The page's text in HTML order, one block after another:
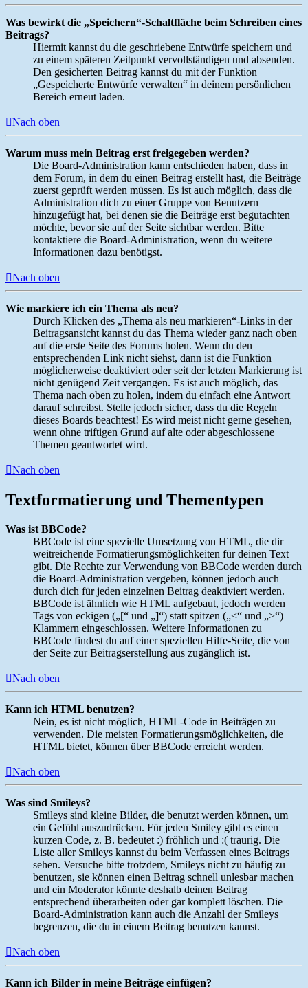
Was bewirkt die „Speichern“-Schaltfläche beim Schreiben eines
Beitrags?
Hiermit kannst du die geschriebene Entwürfe speichern und
zu einem späteren Zeitpunkt vervollständigen und absenden.
Den gesicherten Beitrag kannst du mit der Funktion
„Gespeicherte Entwürfe verwalten“ in deinem persönlichen
Bereich erneut laden.
Nach oben
Warum muss mein Beitrag erst freigegeben werden?
Die Board-Administration kann entschieden haben, dass in
dem Forum, in dem du einen Beitrag erstellt hast, die Beiträge
zuerst geprüft werden müssen. Es ist auch möglich, dass die
Administration dich zu einer Gruppe von Benutzern
hinzugefügt hat, bei denen sie die Beiträge erst begutachten
möchte, bevor sie auf der Seite sichtbar werden. Bitte
kontaktiere die Board-Administration, wenn du weitere
Informationen dazu benötigst.
Nach oben
Wie markiere ich ein Thema als neu?
Durch Klicken des „Thema als neu markieren“-Links in der
Beitragsansicht kannst du das Thema wieder ganz nach oben
auf die erste Seite des Forums holen. Wenn du den
entsprechenden Link nicht siehst, dann ist die Funktion
möglicherweise deaktiviert oder seit der letzten Markierung ist
nicht genügend Zeit vergangen. Es ist auch möglich, das
Thema nach oben zu holen, indem du einfach eine Antwort
darauf schreibst. Stelle jedoch sicher, dass du die Regeln
dieses Boards beachtest! Es wird meist nicht gerne gesehen,
wenn ohne triftigen Grund auf alte oder abgeschlossene
Themen geantwortet wird.
Nach oben
Textformatierung und Thementypen
Was ist BBCode?
BBCode ist eine spezielle Umsetzung von HTML, die dir
weitreichende Formatierungsmöglichkeiten für deinen Text
gibt. Die Rechte zur Verwendung von BBCode werden durch
die Board-Administration vergeben, können jedoch auch
durch dich für jeden einzelnen Beitrag deaktiviert werden.
BBCode ist ähnlich wie HTML aufgebaut, jedoch werden
Tags von eckigen („[“ und „]“) statt spitzen („<“ und „>“)
Klammern eingeschlossen. Weitere Informationen zu
BBCode findest du auf einer speziellen Hilfe-Seite, die von
der Seite zur Beitragserstellung aus zugänglich ist.
Nach oben
Kann ich HTML benutzen?
Nein, es ist nicht möglich, HTML-Code in Beiträgen zu
verwenden. Die meisten Formatierungsmöglichkeiten, die
HTML bietet, können über BBCode erreicht werden.
Nach oben
Was sind Smileys?
Smileys sind kleine Bilder, die benutzt werden können, um
ein Gefühl auszudrücken. Für jeden Smiley gibt es einen
kurzen Code, z. B. bedeutet :) fröhlich und :( traurig. Die
Liste aller Smileys kannst du beim Verfassen eines Beitrags
sehen. Versuche bitte trotzdem, Smileys nicht zu häufig zu
benutzen, sie können einen Beitrag schnell unlesbar machen
und ein Moderator könnte deshalb deinen Beitrag
entsprechend überarbeiten oder gar komplett löschen. Die
Board-Administration kann auch die Anzahl der Smileys
begrenzen, die du in einem Beitrag benutzen kannst.
Nach oben
Kann ich Bilder in meine Beiträge einfügen?